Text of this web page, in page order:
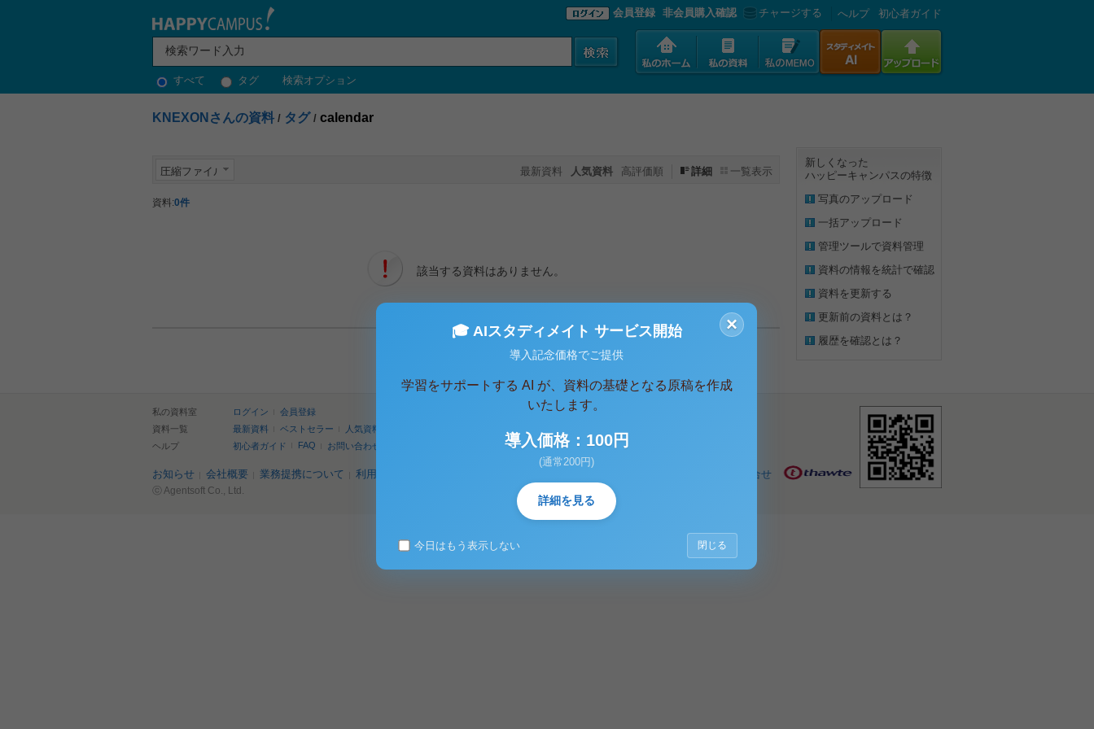
すべて タグ 検索オプション
会員登録 非会員購入確認 チャージする へルプ 初心者ガイド
KNEXONさんの資料 / タグ / calendar
圧縮ファイル 最新資料 人気資料 高評価順 詳細 一覧表示
資料:0件
該当する資料はありません。
新しくなった
ハッピーキャンパスの特徴
写真のアップロード
一括アップロード
管理ツールで資料管理
資料の情報を統計で確認
資料を更新する
更新前の資料とは？
履歴を確認とは？
私の資料室 ログイン
会員登録
資料一覧
最新資料 ベストセラー 人気資料
ヘルプ
初心者ガイド FAQ お問い合わせ
お知らせ 会社概要 業務提携について 利用規約 お問合せ
ⓒ Agentsoft Co., Ltd.
×
🎓 AIスタディメイト サービス開始
導入記念価格でご提供
学習をサポートする AI が、資料の基礎となる原稿を作成
いたします。
導入価格：100円
(通常200円)
詳細を見る
今日はもう表示しない 閉じる